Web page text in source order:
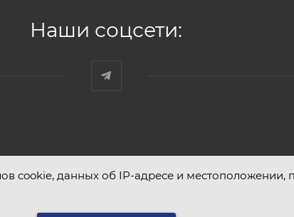
Наши соцсети:
cookie, данных об IP-адресе и